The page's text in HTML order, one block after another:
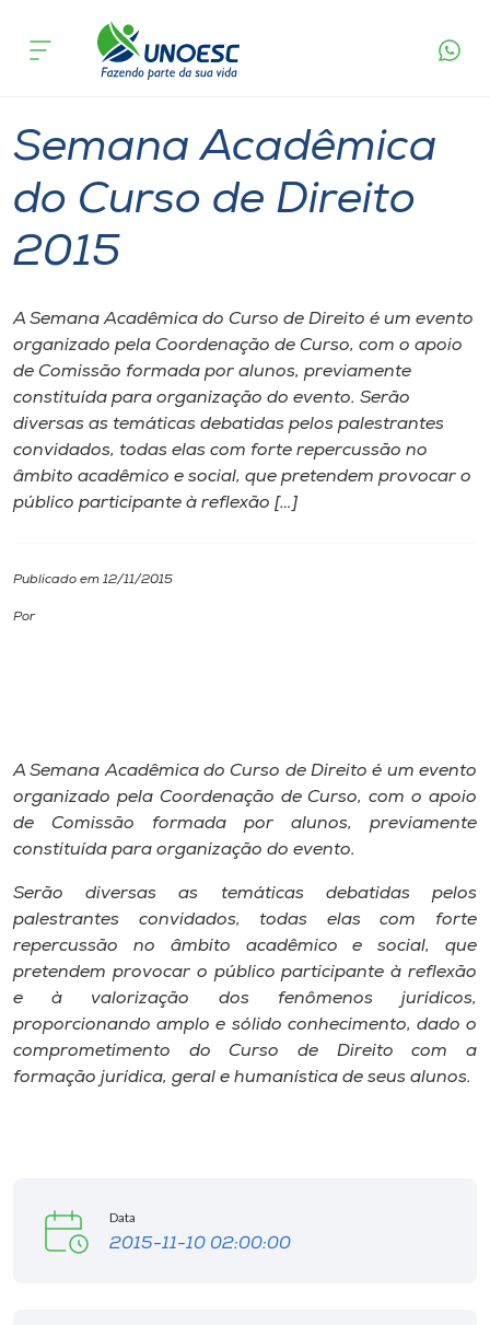
Cursos
Pesquisa
Atendimento ao Estudante
Portal de Ensino
A
Internacionalização
Biblioteca
Rádio
Museu
Unoesc
Store
acontece
Campos Novos
Semana Acadêmica
do Curso de Direito
2015
A Semana Acadêmica do Curso de Direito é um evento
organizado pela Coordenação de Curso, com o apoio
de Comissão formada por alunos, previamente
constituída para organização do evento. Serão
diversas as temáticas debatidas pelos palestrantes
convidados, todas elas com forte repercussão no
âmbito acadêmico e social, que pretendem provocar o
público participante à reflexão […]
Publicado em 12/11/2015
Por
A Semana Acadêmica do Curso de Direito é um evento
organizado pela Coordenação de Curso, com o apoio
de Comissão formada por alunos, previamente
constituída para organização do evento.
Serão diversas as temáticas debatidas pelos
palestrantes convidados, todas elas com forte
repercussão no âmbito acadêmico e social, que
pretendem provocar o público participante à reflexão
e à valorização dos fenômenos jurídicos,
proporcionando amplo e sólido conhecimento, dado o
comprometimento do Curso de Direito com a
formação jurídica, geral e humanística de seus alunos.
Data
2015-11-10 02:00:00